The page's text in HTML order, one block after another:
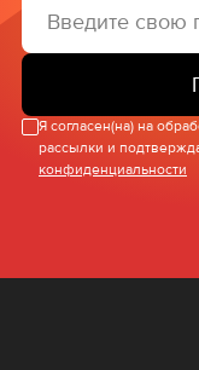
Я согласен(на) на
рассылки и
конфиденциальности